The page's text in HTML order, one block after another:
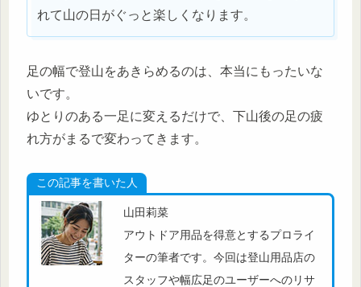
れて山の日がぐっと楽しくなります。
足の幅で登山をあきらめるのは、本当にもったいな
いです。
ゆとりのある一足に変えるだけで、下山後の足の疲
れ方がまるで変わってきます。
この記事を書いた人
山田莉菜
アウトドア用品を得意とするプロライ
ターの筆者です。今回は登山用品店の
スタッフや幅広足のユーザーへのリサ